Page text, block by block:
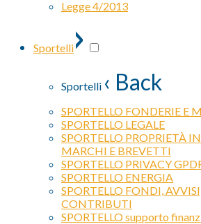
Legge 4/2013
Sportelli›
Sportelli ‹ Back
SPORTELLO FONDERIE E
SPORTELLO LEGALE
SPORTELLO PROPRIETÀ
MARCHI E BREVETTI
SPORTELLO PRIVACY
SPORTELLO ENERGIA
SPORTELLO FONDI,
CONTRIBUTI
SPORTELLO supporto